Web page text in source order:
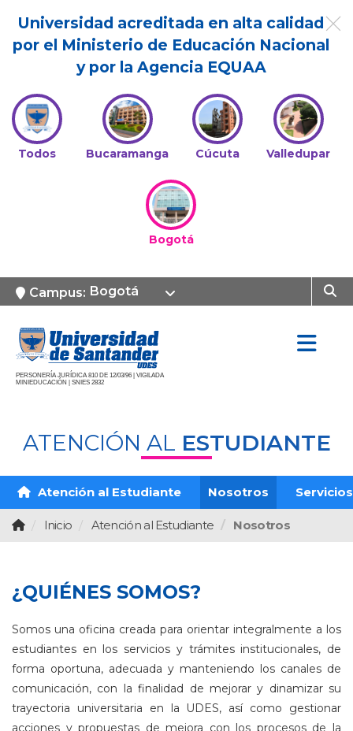
Universidad acreditada en alta calidad
por el Ministerio de Educación Nacional
y por la Agencia EQUAA
Todos Bucaramanga Cúcuta Valledupar
Bogotá
Campus: Bogotá
PERSONERÍA JURÍDICA 810 DE 12/03/96 | VIGILADA
MINIEDUCACIÓN | SNIES 2832
ATENCIÓN AL ESTUDIANTE
Atención al Estudiante Nosotros Servicios
Inicio Atención al Estudiante Nosotros
¿QUIÉNES SOMOS?
Somos una oficina creada para orientar integralmente a los
estudiantes en los servicios y trámites institucionales, de
forma oportuna, adecuada y manteniendo los canales de
comunicación, con la finalidad de mejorar y dinamizar su
trayectoria universitaria en la UDES, así como gestionar
acciones y propuestas de mejora con los procesos de la